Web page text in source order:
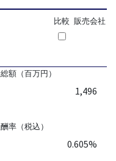
比較 販売会社
額（百万円）
1,496
率（税込）
0.605%